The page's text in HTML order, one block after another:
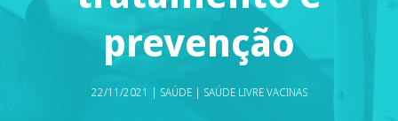
prevenção
22/11/2021 | SAÚDE | SAÚDE LIVRE VACINAS